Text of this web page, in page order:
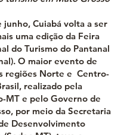
junho, Cuiabá volta a ser
uma edição da Feira
do Turismo do Pantanal
O maior evento de
regiões Norte e Centro-
realizado pela
MT e pelo Governo de
por meio da Secretaria
Desenvolvimento